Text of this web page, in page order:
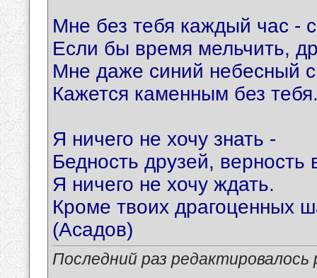
Мне без тебя каждый час - с
Если бы время мельчить,
Мне даже синий небесный
Кажется каменным без
Я ничего не хочу знать -
Бедность друзей, верность
Я ничего не хочу ждать.
Кроме твоих драгоценных
(Асадов)
Последний раз